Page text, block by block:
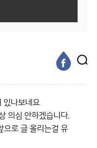
있나보네요
의심 안하겠습니다.
으로 글 올리는걸 유